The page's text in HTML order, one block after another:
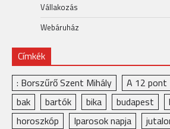
Vállakozás
Webáruház
Címkék
: Borszűrő Szent Mihály
A 12 pont
bak
bartók bika budapest
horoszkóp
Iparosok napja